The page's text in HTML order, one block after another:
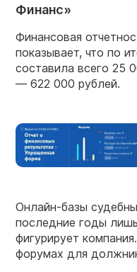
Финанс»
Финансовая
показывает, что по
составила всего 25
— 622 000 рублей.
Онлайн-базы
последние годы
фигурирует
форумах для